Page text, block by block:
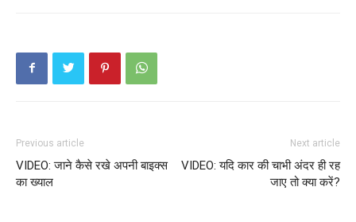
Previous article
VIDEO: जाने कैसे रखे अपनी बाइक्स
का ख्याल
Next article
VIDEO: यदि कार की चाभी अंदर ही रह
जाए तो क्या करें?